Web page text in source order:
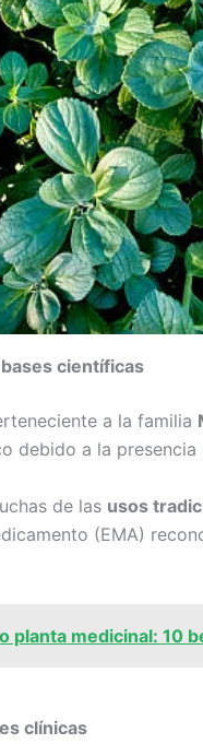
científicas
a la familia
debido a la
de las usos
(EMA)
planta medicinal: 10
clínicas